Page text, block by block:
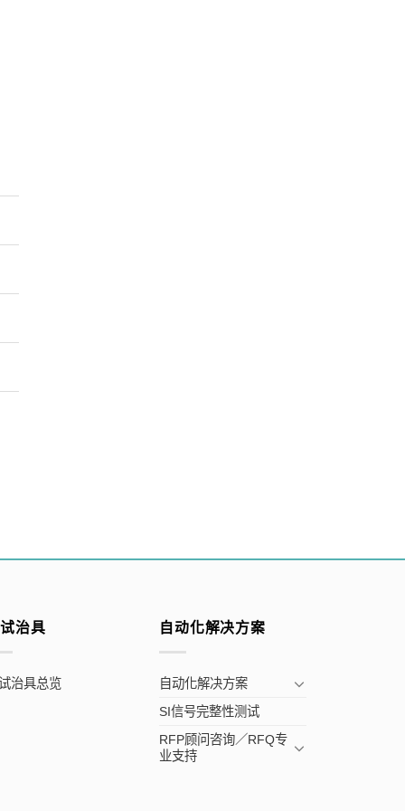
治具
治具总览
自动化解决方案
自动化解决方案
SI信号完整性测试
RFP顾问咨询／RFQ专
业支持